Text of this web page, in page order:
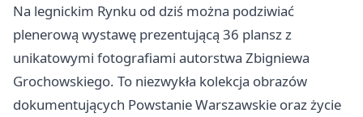
Na legnickim Rynku od dziś można podziwiać
plenerową wystawę prezentującą 36 plansz z
unikatowymi fotografiami autorstwa Zbigniewa
Grochowskiego. To niezwykła kolekcja obrazów
dokumentujących Powstanie Warszawskie oraz życie